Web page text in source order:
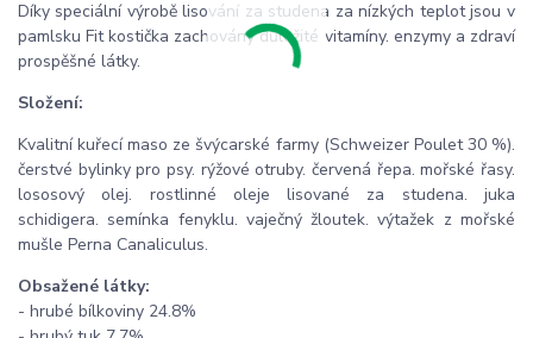
Díky speciální výrobě lisování za studena za nízkých teplot jsou v
pamlsku Fit kostička zachovány důležité vitamíny. enzymy a zdraví
prospěšné látky.
Složení:
Kvalitní kuřecí maso ze švýcarské farmy (Schweizer Poulet 30 %).
čerstvé bylinky pro psy. rýžové otruby. červená řepa. mořské řasy.
lososový olej. rostlinné oleje lisované za studena. juka
schidigera. semínka fenyklu. vaječný žloutek. výtažek z mořské
mušle Perna Canaliculus.
Obsažené látky:
- hrubé bílkoviny 24.8%